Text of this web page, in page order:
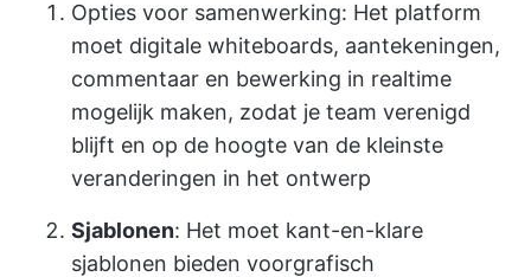
Opties voor samenwerking: Het platform
moet digitale whiteboards, aantekeningen,
commentaar en bewerking in realtime
mogelijk maken, zodat je team verenigd
blijft en op de hoogte van de kleinste
veranderingen in het ontwerp
Sjablonen: Het moet kant-en-klare
sjablonen bieden voorgrafisch